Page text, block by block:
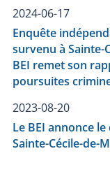
2024-06-17
Enquête
survenu à Sainte-
BEI remet son
poursuites
2023-08-20
Le BEI annonce
Sainte-Cécile-de-